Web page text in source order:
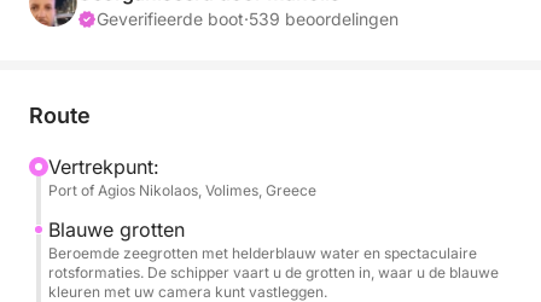
diep de levendige Blauwe Grotten in, ontspan aan de
van St. Andres.
📍 Hoogtepunten en route van de tour: Strand
Navagio (Scheepswrak): Vaar naar de
wereldberoemde Smokkelaarsbaai en bewonder de
torenhoge kalkstenen kliffen en het roestende
scheepswrak van de MV Panagiotis. De boot stopt
Geverifieerde boot·539 beoordelingen
Route
Vertrekpunt:
Port of Agios Nikolaos, Volimes, Greece
Blauwe grotten
Beroemde zeegrotten met helderblauw water en spectaculaire
rotsformaties. De schipper vaart u de grotten in, waar u de blauwe
kleuren met uw camera kunt vastleggen.